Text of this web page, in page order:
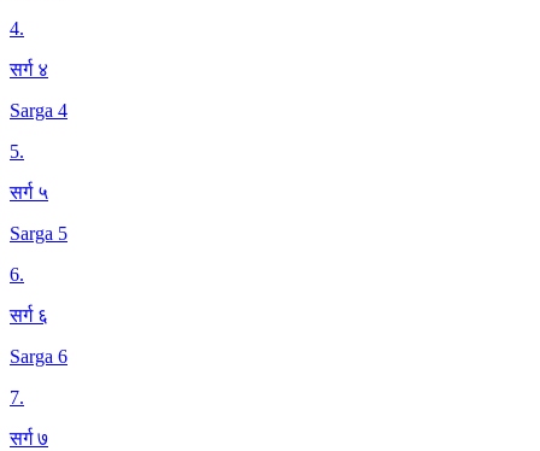
4.
सर्ग ४
Sarga 4
5.
सर्ग ५
Sarga 5
6.
सर्ग ६
Sarga 6
7.
सर्ग ७